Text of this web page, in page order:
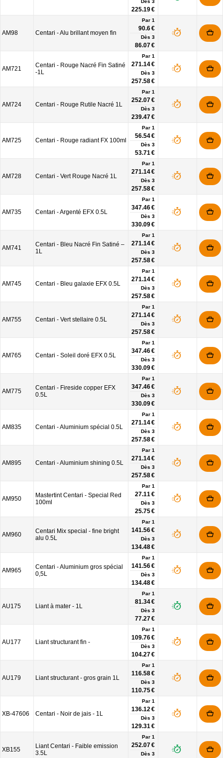
Dès 3
225.19 €
AM98 Centari - Alu brillant moyen fin
Par 1
90.6 €
Dès 3
86.07 €
AM721
Centari - Rouge Nacré Fin Satiné
-1L
Par 1
271.14 €
Dès 3
257.58 €
AM724 Centari - Rouge Rutile Nacré 1L
Par 1
252.07 €
Dès 3
239.47 €
AM725 Centari - Rouge radiant FX 100ml
Par 1
56.54 €
Dès 3
53.71 €
AM728 Centari - Vert Rouge Nacré 1L
Par 1
271.14 €
Dès 3
257.58 €
AM735 Centari - Argenté EFX 0.5L
Par 1
347.46 €
Dès 3
330.09 €
AM741
Centari - Bleu Nacré Fin Satiné –
1L
Par 1
271.14 €
Dès 3
257.58 €
AM745 Centari - Bleu galaxie EFX 0.5L
Par 1
271.14 €
Dès 3
257.58 €
AM755 Centari - Vert stellaire 0.5L
Par 1
271.14 €
Dès 3
257.58 €
AM765 Centari - Soleil doré EFX 0.5L
Par 1
347.46 €
Dès 3
330.09 €
AM775
Centari - Fireside copper EFX
0.5L
Par 1
347.46 €
Dès 3
330.09 €
AM835 Centari - Aluminium spécial 0.5L
Par 1
271.14 €
Dès 3
257.58 €
AM895 Centari - Aluminium shining 0.5L
Par 1
271.14 €
Dès 3
257.58 €
AM950
Mastertint Centari - Special Red
100ml
Par 1
27.11 €
Dès 3
25.75 €
AM960
Centari Mix special - fine bright
alu 0.5L
Par 1
141.56 €
Dès 3
134.48 €
AM965
Centari - Aluminium gros spécial
0,5L
Par 1
141.56 €
Dès 3
134.48 €
AU175 Liant à mater - 1L
Par 1
81.34 €
Dès 3
77.27 €
AU177 Liant structurant fin -
Par 1
109.76 €
Dès 3
104.27 €
AU179 Liant structurant - gros grain 1L
Par 1
116.58 €
Dès 3
110.75 €
XB-47606 Centari - Noir de jais - 1L
Par 1
136.12 €
Dès 3
129.31 €
XB155
Liant Centari - Faible emission
3.5L
Par 1
252.07 €
Dès 3